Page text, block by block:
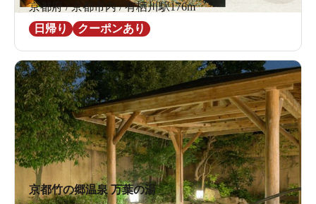
京都府 / 京都市内 / 有栖川駅176m
日帰り
クーポンあり
京都竹の郷温泉 万葉の湯